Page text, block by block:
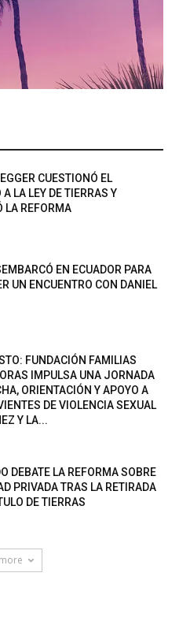
CUESTIONÓ EL
A LA LEY DE TIERRAS Y
LA REFORMA
EN ECUADOR PARA
UN ENCUENTRO CON DANIEL
FUNDACIÓN FAMILIAS
IMPULSA UNA JORNADA
ORIENTACIÓN Y APOYO A
DE VIOLENCIA SEXUAL
Y LA...
DEBATE LA REFORMA SOBRE
PRIVADA TRAS LA RETIRADA
DE TIERRAS